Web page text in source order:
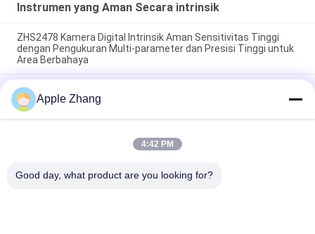
Instrumen yang Aman Secara intrinsik
ZHS2478 Kamera Digital Intrinsik Aman Sensitivitas Tinggi
dengan Pengukuran Multi-parameter dan Presisi Tinggi untuk
Area Berbahaya
Instrumen pengukuran jarak laser yang aman untuk digunakan
di tambang dengan jangkauan 300 meter dan tidak
memerlukan lempengan reflektif
Instrumen pengukuran jarak laser yang aman secara intrinsik
dengan jangkauan 300 meter dan tidak memerlukan pelat
Apple Zhang
4:42 PM
Good day, what product are you looking for?